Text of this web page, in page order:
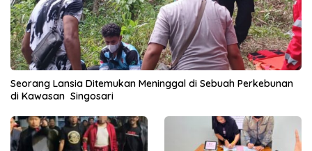
Seorang Lansia Ditemukan Meninggal di Sebuah Perkebunan
di Kawasan Singosari